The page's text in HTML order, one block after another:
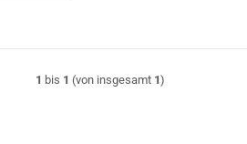
1 bis 1 (von insgesamt 1)